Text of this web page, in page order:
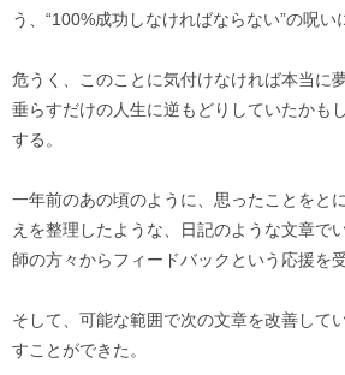
う、“100%成功しなければならない”の呪い
危うく、このことに気付けなければ本当に
垂らすだけの人生に逆もどりしていたかも
する。
一年前のあの頃のように、思ったことをと
えを整理したような、日記のような文章で
師の方々からフィードバックという応援を
そして、可能な範囲で次の文章を改善して
すことができた。